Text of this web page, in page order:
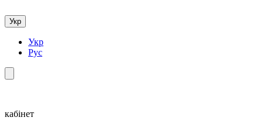
Укр
Укр
Рус
кабінет